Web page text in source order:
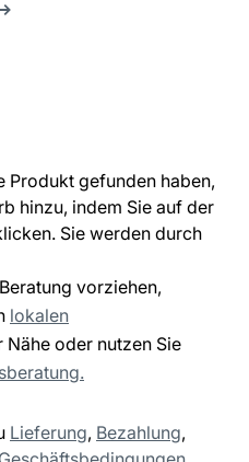
Produkt gefunden haben,
hinzu, indem Sie auf der
Sie werden durch
vorziehen,
lokalen
Nähe oder nutzen Sie
Lieferung, Bezahlung,